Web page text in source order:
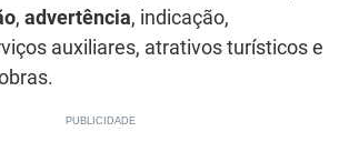
, advertência, indicação,
auxiliares, atrativos turísticos e